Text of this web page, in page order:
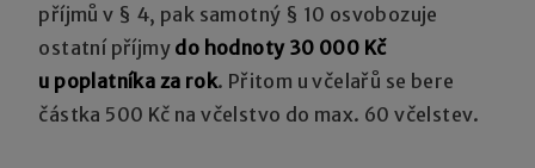
příjmů v § 4, pak samotný § 10 osvobozuje
ostatní příjmy do hodnoty 30 000 Kč
u poplatníka za rok. Přitom u včelařů se bere
částka 500 Kč na včelstvo do max. 60 včelstev.